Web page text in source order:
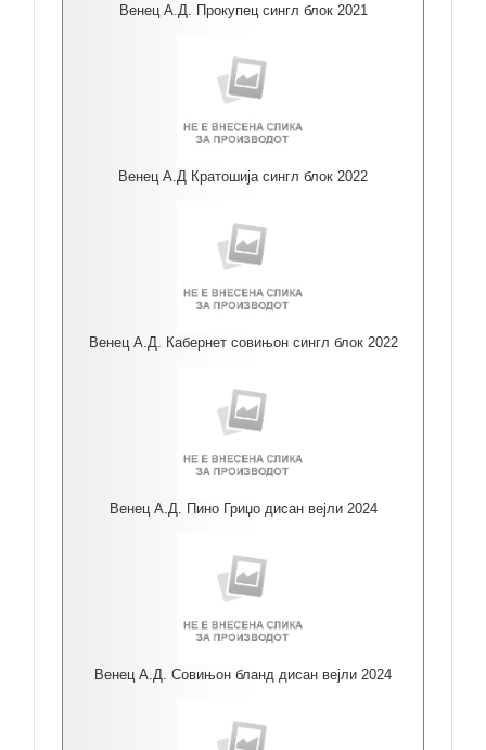
Венец А.Д. Прокупец сингл блок 2021
Венец А.Д Кратошија сингл блок 2022
Венец А.Д. Кабернет совињон сингл блок 2022
Венец А.Д. Пино Гриџо дисан вејли 2024
Венец А.Д. Совињон бланд дисан вејли 2024